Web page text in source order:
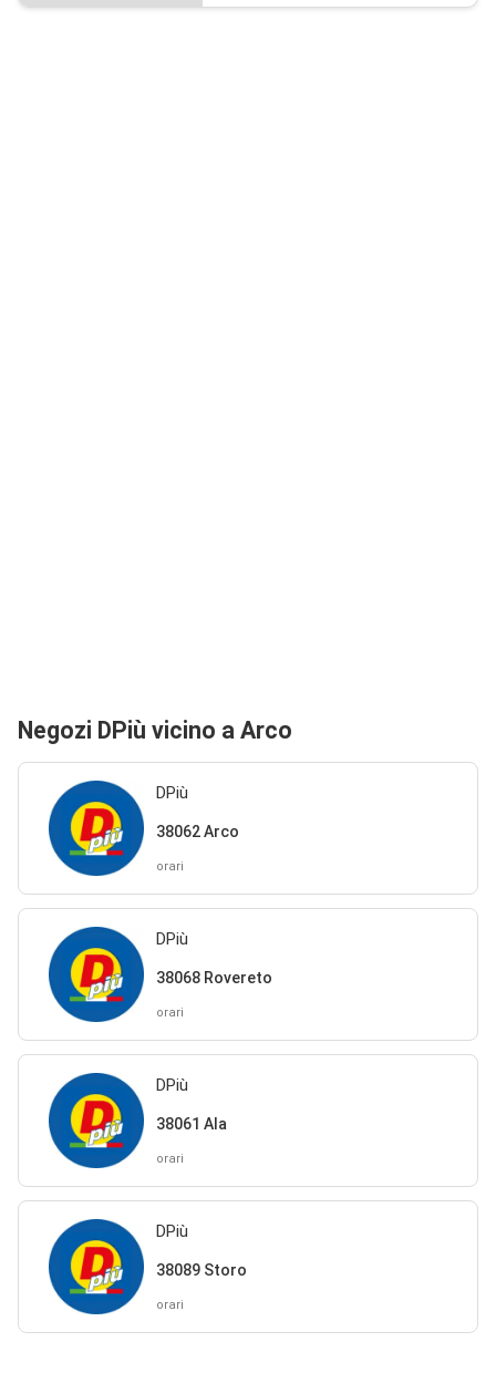
Negozi DPiù vicino a Arco
DPiù
38062 Arco
orari
DPiù
38068 Rovereto
orari
DPiù
38061 Ala
orari
DPiù
38089 Storo
orari